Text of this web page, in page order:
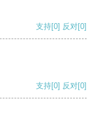
支持[0] 反对[0]
支持[0] 反对[0]